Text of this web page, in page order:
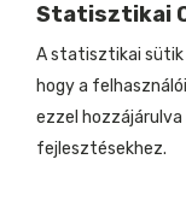
Statisztikai
A statisztikai sütik
hogy a
ezzel
fejlesztésekhez.